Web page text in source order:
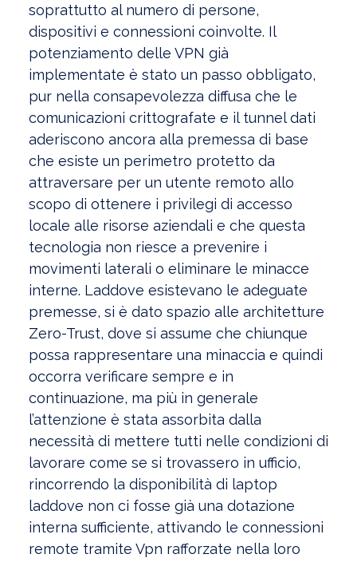
soprattutto al numero di persone,
dispositivi e connessioni coinvolte. Il
potenziamento delle VPN già
implementate è stato un passo obbligato,
pur nella consapevolezza diffusa che le
comunicazioni crittografate e il tunnel dati
aderiscono ancora alla premessa di base
che esiste un perimetro protetto da
attraversare per un utente remoto allo
scopo di ottenere i privilegi di accesso
locale alle risorse aziendali e che questa
tecnologia non riesce a prevenire i
movimenti laterali o eliminare le minacce
interne. Laddove esistevano le adeguate
premesse, si è dato spazio alle architetture
Zero-Trust, dove si assume che chiunque
possa rappresentare una minaccia e quindi
occorra verificare sempre e in
continuazione, ma più in generale
l’attenzione è stata assorbita dalla
necessità di mettere tutti nelle condizioni di
lavorare come se si trovassero in ufficio,
rincorrendo la disponibilità di laptop
laddove non ci fosse già una dotazione
interna sufficiente, attivando le connessioni
remote tramite Vpn rafforzate nella loro